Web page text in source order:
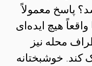
پاسخ معمولاً
هیچ ایده‌ای
محله نیز
کند. خوشبختانه